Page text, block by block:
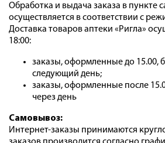
Обработка и выдача заказа в пункте
осуществляется в соответствии с
Доставка товаров аптеки «Ригла»
18:00:
заказы, оформленные до 15.00,
следующий день;
заказы, оформленные после
через день
Самовывоз:
Интернет-заказы принимаются